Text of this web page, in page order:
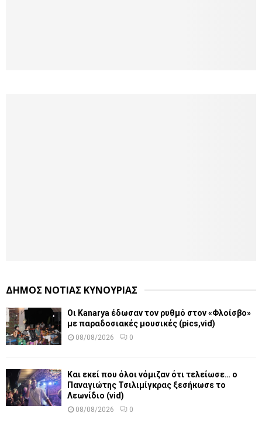
ΔΗΜΟΣ ΝΟΤΙΑΣ ΚΥΝΟΥΡΙΑΣ
Οι Kanarya έδωσαν τον ρυθμό στον «Φλοίσβο»
με παραδοσιακές μουσικές (pics,vid)
08/08/2026 0
Και εκεί που όλοι νόμιζαν ότι τελείωσε… ο
Παναγιώτης Τσιλιμίγκρας ξεσήκωσε το
Λεωνίδιο (vid)
08/08/2026 0